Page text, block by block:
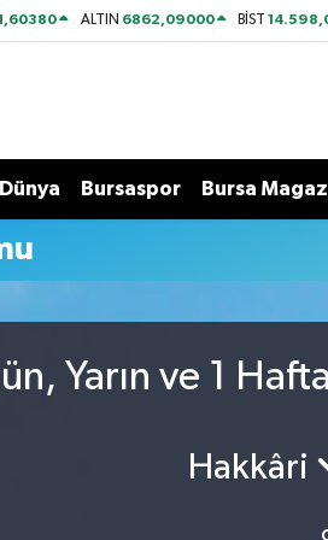
ALTIN 6862,09000 BİST
Dünya Bursaspor Bursa
Yarın ve 1
Hakkâri